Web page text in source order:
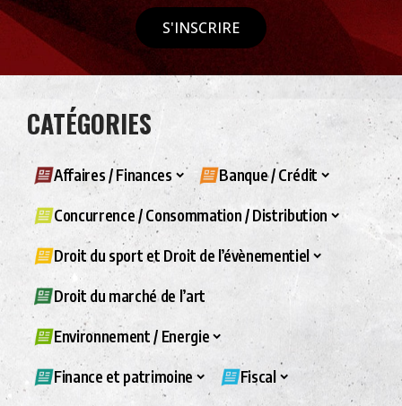
S'INSCRIRE
CATÉGORIES
Affaires / Finances Banque / Crédit
Concurrence / Consommation / Distribution
Droit du sport et Droit de l’évènementiel
Droit du marché de l’art
Environnement / Energie
Finance et patrimoine Fiscal